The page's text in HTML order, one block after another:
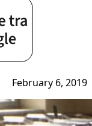
February 6, 2019